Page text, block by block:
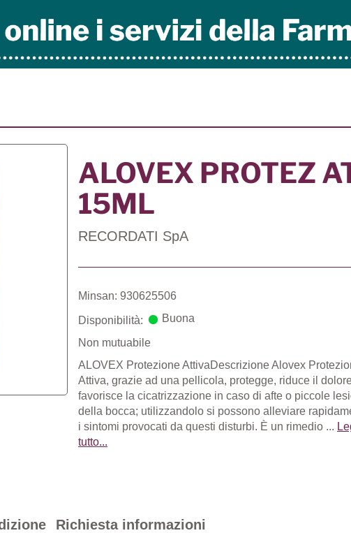
ALOVEX PROTEZ
15ML
RECORDATI SpA
Minsan: 930625506
Disponibilità: Buona
Non mutuabile
ALOVEX Protezione AttivaDescrizione Alovex
Attiva, grazie ad una pellicola, protegge, riduce il
favorisce la cicatrizzazione in caso di afte o piccole
della bocca; utilizzandolo si possono alleviare
i sintomi provocati da questi disturbi. È un rimedio ...
tutto...
Richiesta informazioni